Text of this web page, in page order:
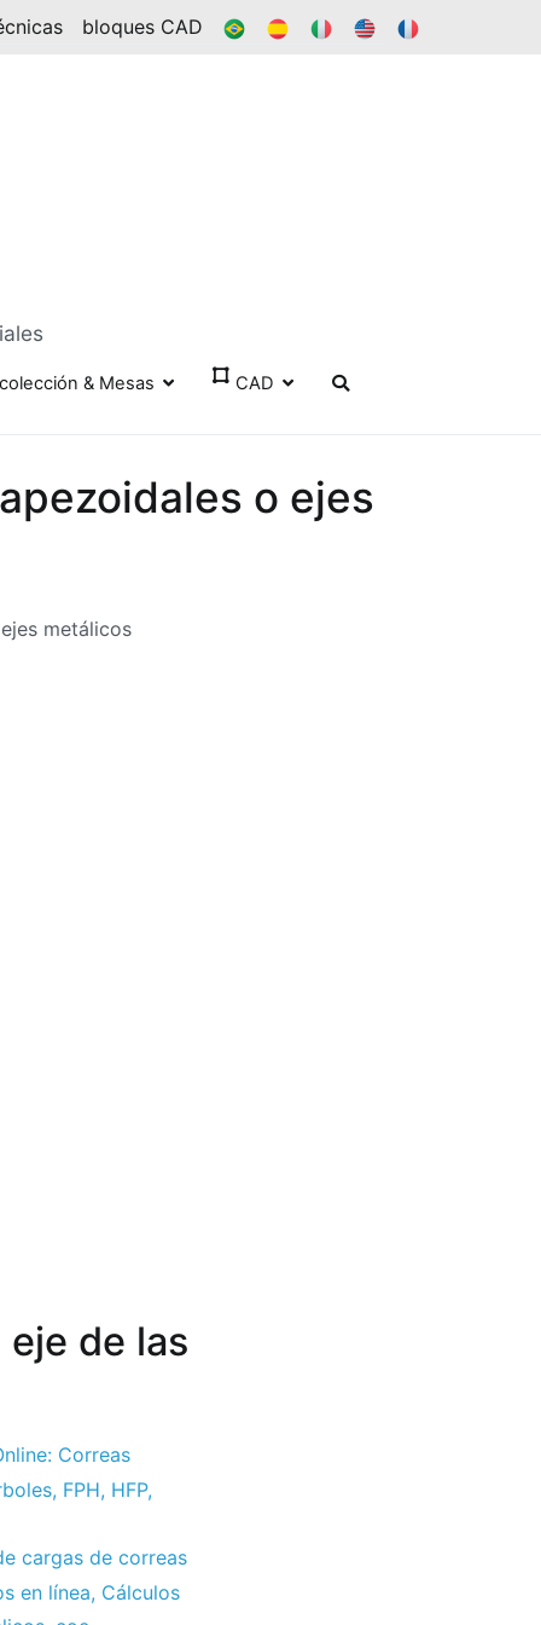
bloques CAD BR ES ÉL EN
colección & Mesas CAD
o ejes
metálicos
de las
Correas
, FPH, HFP,
cargas de correas
en línea, Cálculos